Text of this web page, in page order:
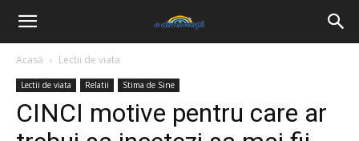
Acasă Lectii de viata
Lectii de viata Relatii Stima de Sine
CINCI motive pentru care ar